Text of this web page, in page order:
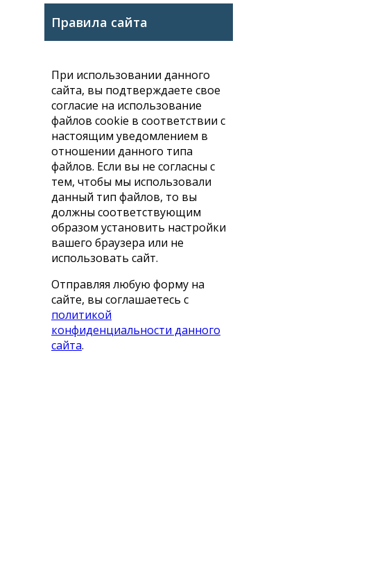
Правила сайта
При использовании данного
сайта, вы подтверждаете свое
согласие на использование
файлов cookie в соответствии с
настоящим уведомлением в
отношении данного типа
файлов. Если вы не согласны с
тем, чтобы мы использовали
данный тип файлов, то вы
должны соответствующим
образом установить настройки
вашего браузера или не
использовать сайт.
Отправляя любую форму на
сайте, вы соглашаетесь с
политикой
конфиденциальности данного
сайта.